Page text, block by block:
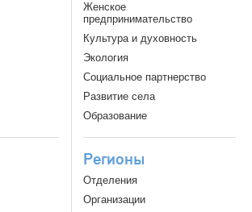
Женское
предпринимательство
Культура и духовность
Экология
Социальное партнерство
Развитие села
Образование
Регионы
Отделения
Организации